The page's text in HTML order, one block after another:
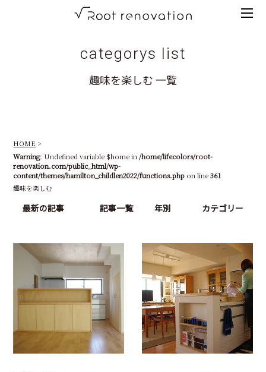
renovation
ノ
ベ
ョ
ン
categorys list
趣味を楽しむ 一覧
HOME
Warning: Undefined variable $home in /home/lifecolors/root-
renovation.com/public_html/wp-
content/themes/hamilton_childlen2022/functions.php on line361
趣味を楽しむ
最新の記事 記事一覧 年別 カテゴリー